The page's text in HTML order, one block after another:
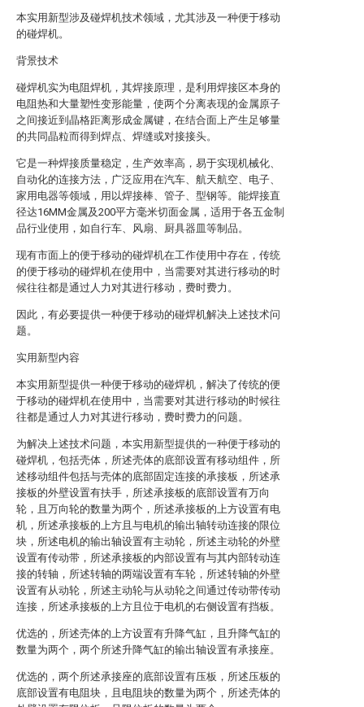
本实用新型涉及碰焊机技术领域，尤其涉及一种便于移动
的碰焊机。
背景技术
碰焊机实为电阻焊机，其焊接原理，是利用焊接区本身的
电阻热和大量塑性变形能量，使两个分离表现的金属原子
之间接近到晶格距离形成金属键，在结合面上产生足够量
的共同晶粒而得到焊点、焊缝或对接接头。
它是一种焊接质量稳定，生产效率高，易于实现机械化、
自动化的连接方法，广泛应用在汽车、航天航空、电子、
家用电器等领域，用以焊接棒、管子、型钢等。能焊接直
径达16MM金属及200平方毫米切面金属，适用于各五金制
品行业使用，如自行车、风扇、厨具器皿等制品。
现有市面上的便于移动的碰焊机在工作使用中存在，传统
的便于移动的碰焊机在使用中，当需要对其进行移动的时
候往往都是通过人力对其进行移动，费时费力。
因此，有必要提供一种便于移动的碰焊机解决上述技术问
题。
实用新型内容
本实用新型提供一种便于移动的碰焊机，解决了传统的便
于移动的碰焊机在使用中，当需要对其进行移动的时候往
往都是通过人力对其进行移动，费时费力的问题。
为解决上述技术问题，本实用新型提供的一种便于移动的
碰焊机，包括壳体，所述壳体的底部设置有移动组件，所
述移动组件包括与壳体的底部固定连接的承接板，所述承
接板的外壁设置有扶手，所述承接板的底部设置有万向
轮，且万向轮的数量为两个，所述承接板的上方设置有电
机，所述承接板的上方且与电机的输出轴转动连接的限位
块，所述电机的输出轴设置有主动轮，所述主动轮的外壁
设置有传动带，所述承接板的内部设置有与其内部转动连
接的转轴，所述转轴的两端设置有车轮，所述转轴的外壁
设置有从动轮，所述主动轮与从动轮之间通过传动带传动
连接，所述承接板的上方且位于电机的右侧设置有挡板。
优选的，所述壳体的上方设置有升降气缸，且升降气缸的
数量为两个，两个所述升降气缸的输出轴设置有承接座。
优选的，两个所述承接座的底部设置有压板，所述压板的
底部设置有电阻块，且电阻块的数量为两个，所述壳体的